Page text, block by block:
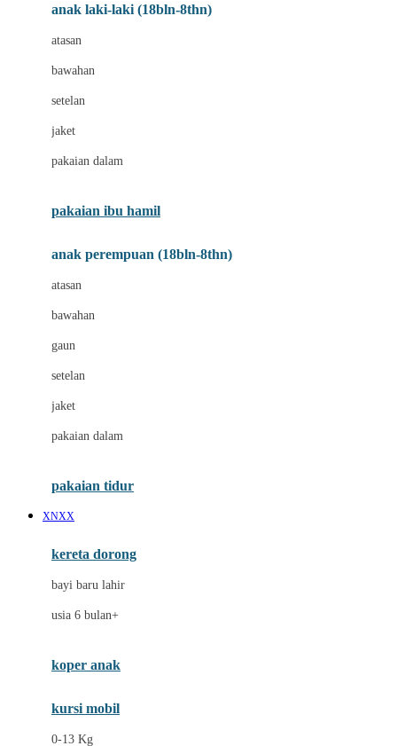
C
Cottonseeds
Crane
Drew
E
ELC
Ergobaby
Ezyroller
F
anak laki-laki (18bln-8thn)
atasan
bawahan
setelan
jaket
pakaian dalam
pakaian ibu hamil
anak perempuan (18bln-8thn)
atasan
bawahan
gaun
setelan
jaket
pakaian dalam
pakaian tidur
XNXX
kereta dorong
bayi baru lahir
usia 6 bulan+
koper anak
kursi mobil
0-13 Kg